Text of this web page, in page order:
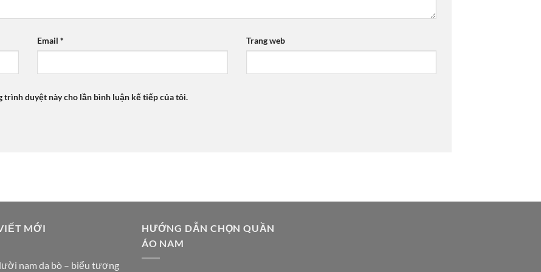
Email* Trang web
trình duyệt này cho lần bình luận kế tiếp của tôi.
MỚI
nam da bò – biểu tượng
HƯỚNG DẪN CHỌN QUẦN
ÁO NAM